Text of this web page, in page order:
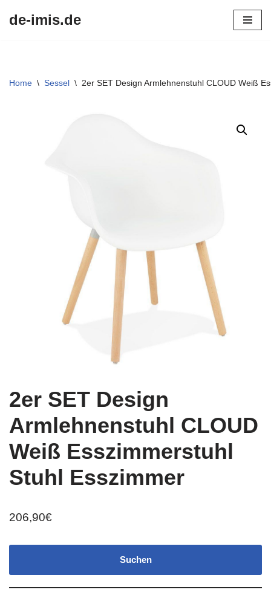
de-imis.de
Home \ Sessel \ 2er SET Design Armlehnenstuhl CLOUD Weiß
2er SET Design
Armlehnenstuhl CLOUD
Weiß Esszimmerstuhl
Stuhl Esszimmer
206,90€
Suchen